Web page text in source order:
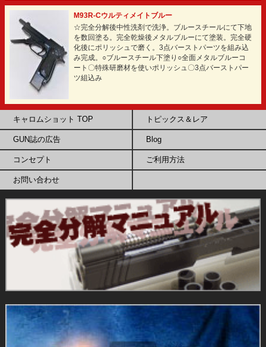
M93R-Cウルティメイトブルー
☆完全分解後中性洗剤で洗浄。ブルースチールにて下地
を数回塗る。完全乾燥後メタルブルーにて塗装。完全硬
化後にポリッシュで磨く。3点バーストパーツを組み込
み完成。○ブルースチール下塗り○全面メタルブルーコ
ート〇特殊研磨材を使いポリッシュ〇3点バーストパー
ツ組込み
キャロムショット TOP トピックス＆レア
GUN誌の広告 Blog
コンセプト ご利用方法
お問い合わせ